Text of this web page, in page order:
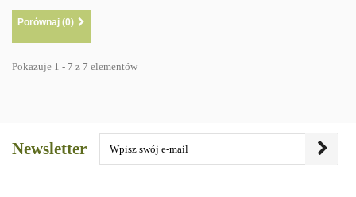
Porównaj (0)
Pokazuje 1 - 7 z 7 elementów
Newsletter